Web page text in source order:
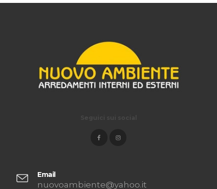
Email
nuovoambiente@yahoo.it